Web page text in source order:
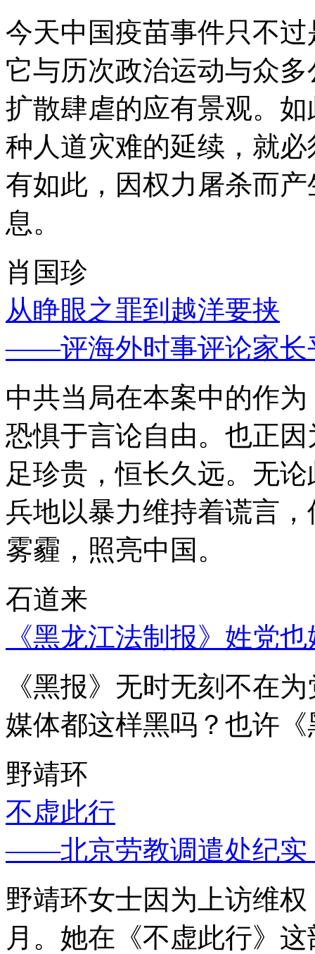
今天中国疫苗事件只不
它与历次政治运动与众
扩散肆虐的应有景观。
种人道灾难的延续，就
有如此，因权力屠杀而
息。
肖国珍
从睁眼之罪到越洋要挟
——评海外时事评论家长
中共当局在本案中的作
恐惧于言论自由。也正
足珍贵，恒长久远。无
兵地以暴力维持着谎言
雾霾，照亮中国。
石道来
《黑龙江法制报》姓党
《黑报》无时无刻不在
媒体都这样黑吗？也许
野靖环
不虚此行
——北京劳教调遣处纪实
野靖环女士因为上访维
月。她在《不虚此行》